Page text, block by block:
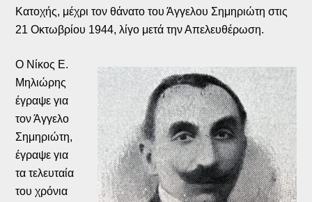
Κατοχής, μέχρι τον θάνατο του Άγγελου Σημηριώτη στις
21 Οκτωβρίου 1944, λίγο μετά την Απελευθέρωση.
Ο Νίκος Ε.
Μηλιώρης
έγραψε για
τον Άγγελο
Σημηριώτη,
έγραψε για
τα τελευταία
του χρόνια